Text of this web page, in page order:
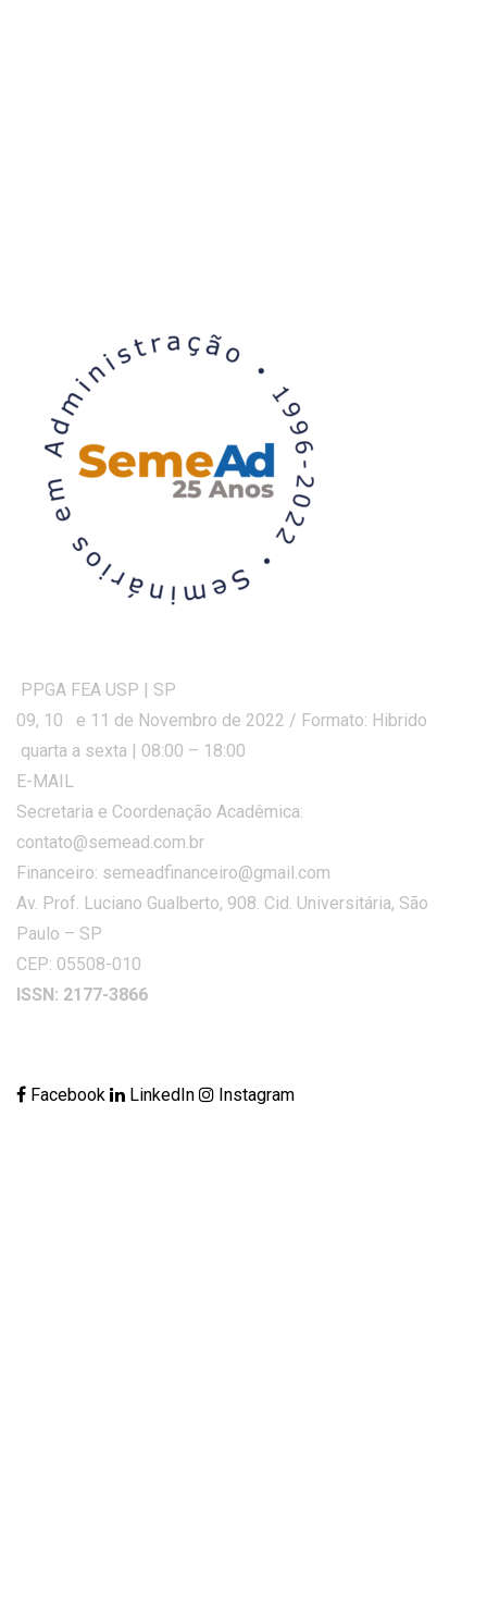
PPGA FEA USP | SP
09, 10 e 11 de Novembro de 2022 / Formato: Hibrido
quarta a sexta | 08:00 – 18:00
E-MAIL
Secretaria e Coordenação Acadêmica:
contato@semead.com.br
Financeiro: semeadfinanceiro@gmail.com
Av. Prof. Luciano Gualberto, 908. Cid. Universitária, São
Paulo – SP
CEP: 05508-010
ISSN: 2177-3866
Facebook LinkedIn Instagram